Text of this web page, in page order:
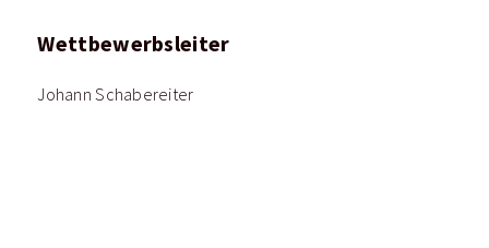
Wettbewerbsleiter
Johann Schabereiter